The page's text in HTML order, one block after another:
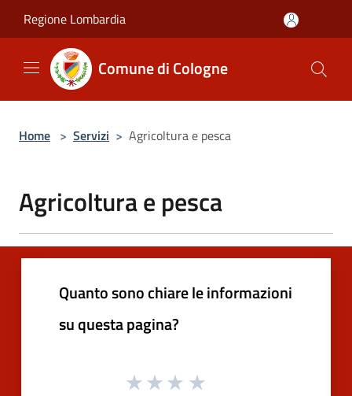
Regione Lombardia
Comune di Cologne
Home > Servizi > Agricoltura e pesca
Agricoltura e pesca
Quanto sono chiare le informazioni
su questa pagina?